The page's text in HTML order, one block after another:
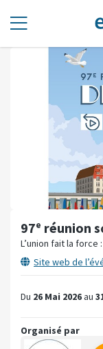
97ᵉ réunion
L’union fait la
Site web de
Du 26 Mai 2026au
Organisé par